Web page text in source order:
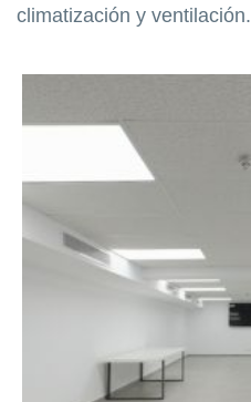
climatización y ventilación.